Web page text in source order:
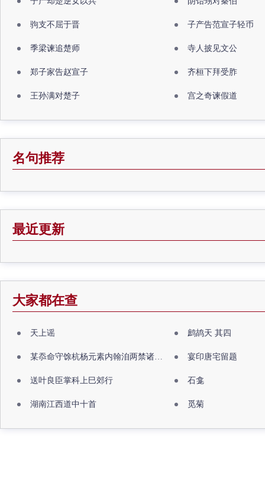
驹支不屈于晋 子产告范宣子轻币
季梁谏追楚师 寺人披见文公
郑子家告赵宣子 齐桓下拜受胙
王孙满对楚子 宫之奇谏假道
名句推荐
最近更新
大家都在查
天上谣 鹧鸪天 其四
某忝命守馀杭杨元素内翰洎两禁诸公出祖佛寺 宴印唐宅留题
送叶良臣掌科上巳郊行 石龛
湖南江西道中十首 觅菊